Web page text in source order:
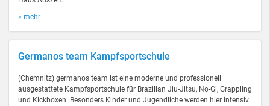
» mehr
Germanos team Kampfsportschule
(Chemnitz) germanos team ist eine moderne und professionell
ausgestattete Kampfsportschule für Brazilian Jiu-Jitsu, No-Gi, Grappling
und Kickboxen. Besonders Kinder und Jugendliche werden hier intensiv